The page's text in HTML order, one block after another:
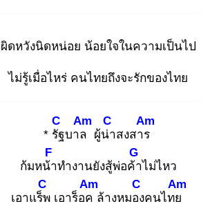
ผิดหวังนิดหน่อย น้อยใจในความเป็นไป
ไม่รู้เมื่อไหร่ คนไทยถึงจะรักของไทย
* รัฐ
C
บาล
Am
ผู้น่า
C
สงสาร
Am
ก้มหน้า
F
ทำงานยังสู้พ่อค้า
G
ไม่ไหว
เอาแร็พ
C
เอาร็อค
Am
ล้างหมอง
C
คนไทย
Am